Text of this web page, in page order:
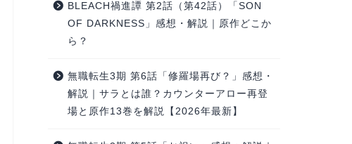
BLEACH禍進譚 第2話（第42話）「SON
OF DARKNESS」感想・解説｜原作どこか
ら？
無職転生3期 第6話「修羅場再び？」感想・
解説｜サラとは誰？カウンターアロー再登
場と原作13巻を解説【2026年最新】